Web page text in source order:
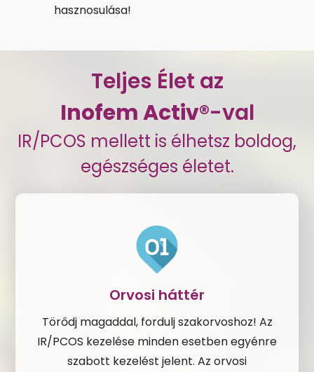
hasznosulása!
Teljes Élet az
Inofem Activ®-val
IR/PCOS mellett is élhetsz boldog,
egészséges életet.
Orvosi háttér
Törődj magaddal, fordulj szakorvoshoz! Az
IR/PCOS kezelése minden esetben egyénre
szabott kezelést jelent. Az orvosi